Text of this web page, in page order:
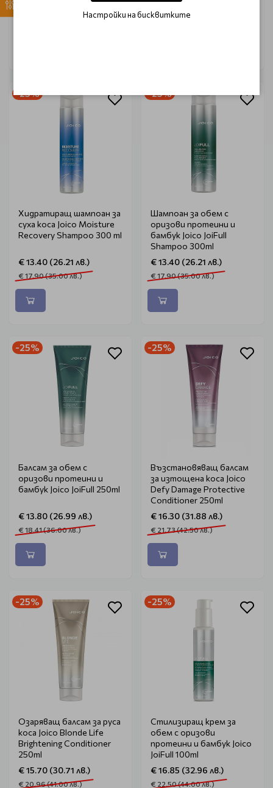
-25%
Хидратиращ шампоан за
суха коса Joico Moisture
Recovery Shampoo 300 ml
€ 13.40 (26.21 лв.)
€ 17.90 (35.00 лв.)
-25%
Шампоан за обем с
оризови протеини и
бамбук Joico JoiFull
Shampoo 300ml
€ 13.40 (26.21 лв.)
€ 17.90 (35.00 лв.)
-25%
Балсам за обем с
оризови протеини и
бамбук Joico JoiFull 250ml
€ 13.80 (26.99 лв.)
€ 18.41 (36.00 лв.)
-25%
Възстановяващ балсам
за изтощена коса Joico
Defy Damage Protective
Conditioner 250ml
€ 16.30 (31.88 лв.)
€ 21.73 (42.50 лв.)
-25%
Озаряващ балсам за руса
коса Joico Blonde Life
Brightening Conditioner
250ml
€ 15.70 (30.71 лв.)
€ 20.96 (41.00 лв.)
-25%
Стилизиращ крем за
обем с оризови
протеини и бамбук Joico
JoiFull 100ml
€ 16.85 (32.96 лв.)
€ 22.50 (44.00 лв.)
Настройки на бисквитките